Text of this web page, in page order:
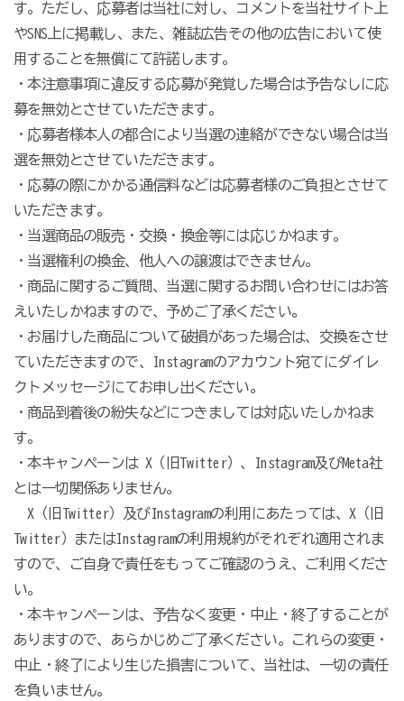
す。ただし、応募者は当社に対し、コメントを当社サイト上
やSNS上に掲載し、また、雑誌広告その他の広告において使
用することを無償にて許諾します。
・本注意事項に違反する応募が発覚した場合は予告なしに応
募を無効とさせていただきます。
・応募者様本人の都合により当選の連絡ができない場合は当
選を無効とさせていただきます。
・応募の際にかかる通信料などは応募者様のご負担とさせて
いただきます。
・当選商品の販売・交換・換金等には応じかねます。
・当選権利の換金、他人への譲渡はできません。
・商品に関するご質問、当選に関するお問い合わせにはお答
えいたしかねますので、予めご了承ください。
・お届けした商品について破損があった場合は、交換をさせ
ていただきますので、Instagramのアカウント宛てにダイレ
クトメッセージにてお申し出ください。
・商品到着後の紛失などにつきましては対応いたしかねま
す。
・本キャンペーンは X（旧Twitter）、Instagram及びMeta社
とは一切関係ありません。
X（旧Twitter）及びInstagramの利用にあたっては、X（旧
Twitter）またはInstagramの利用規約がそれぞれ適用されま
すので、ご自身で責任をもってご確認のうえ、ご利用くださ
い。
・本キャンペーンは、予告なく変更・中止・終了することが
ありますので、あらかじめご了承ください。これらの変更・
中止・終了により生じた損害について、当社は、一切の責任
を負いません。